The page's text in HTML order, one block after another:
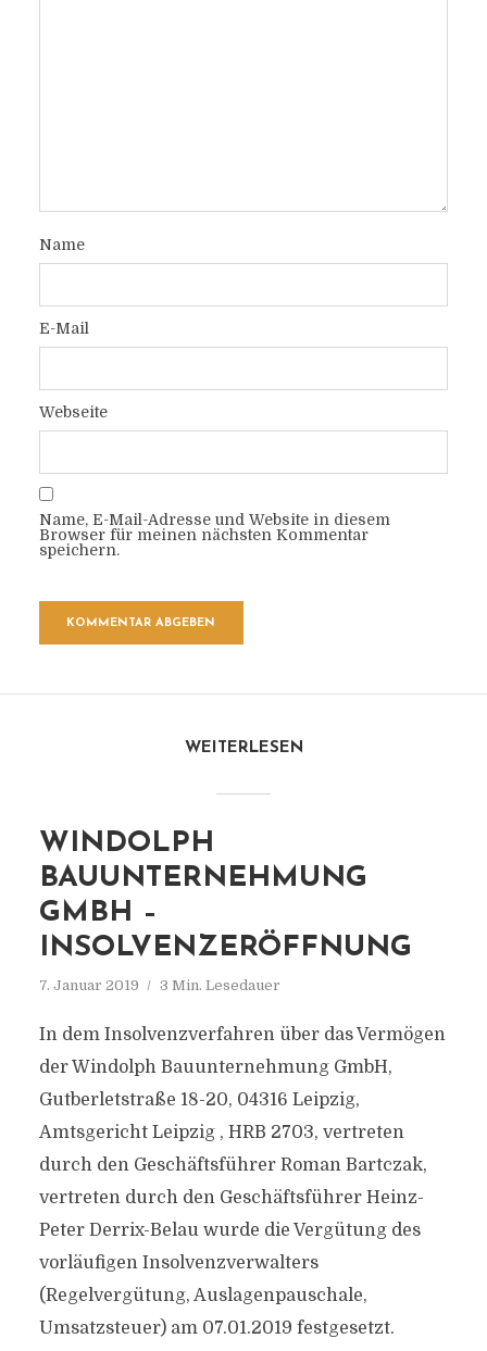
Name
E-Mail
Webseite
Name, E-Mail-Adresse und Website in diesem
Browser für meinen nächsten Kommentar
speichern.
WEITERLESEN
WINDOLPH
BAUUNTERNEHMUNG
GMBH –
INSOLVENZERÖFFNUNG
7. Januar 2019 3 Min. Lesedauer
In dem Insolvenzverfahren über das Vermögen
der Windolph Bauunternehmung GmbH,
Gutberletstraße 18-20, 04316 Leipzig,
Amtsgericht Leipzig , HRB 2703, vertreten
durch den Geschäftsführer Roman Bartczak,
vertreten durch den Geschäftsführer Heinz-
Peter Derrix-Belau wurde die Vergütung des
vorläufigen Insolvenzverwalters
(Regelvergütung, Auslagenpauschale,
Umsatzsteuer) am 07.01.2019 festgesetzt.